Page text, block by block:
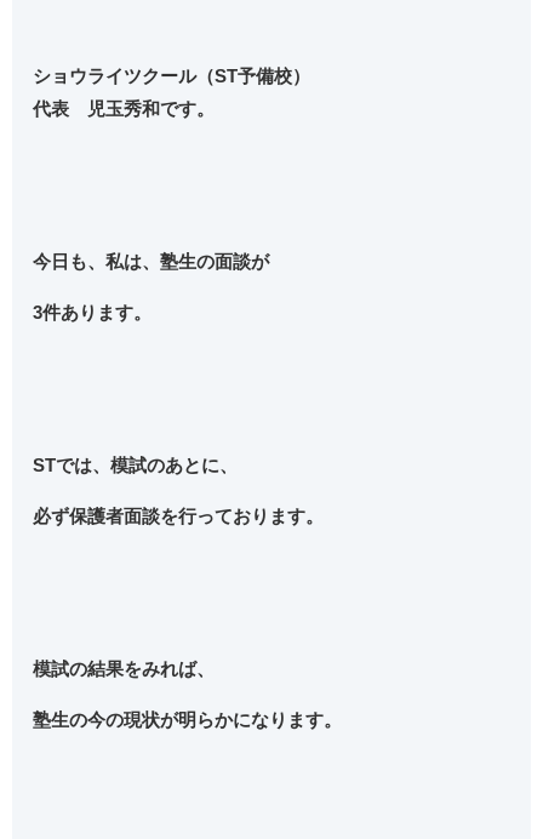
ショウライツクール（ST予備校）
代表 児玉秀和です。
今日も、私は、塾生の面談が
3件あります。
STでは、模試のあとに、
必ず保護者面談を行っております。
模試の結果をみれば、
塾生の今の現状が明らかになります。